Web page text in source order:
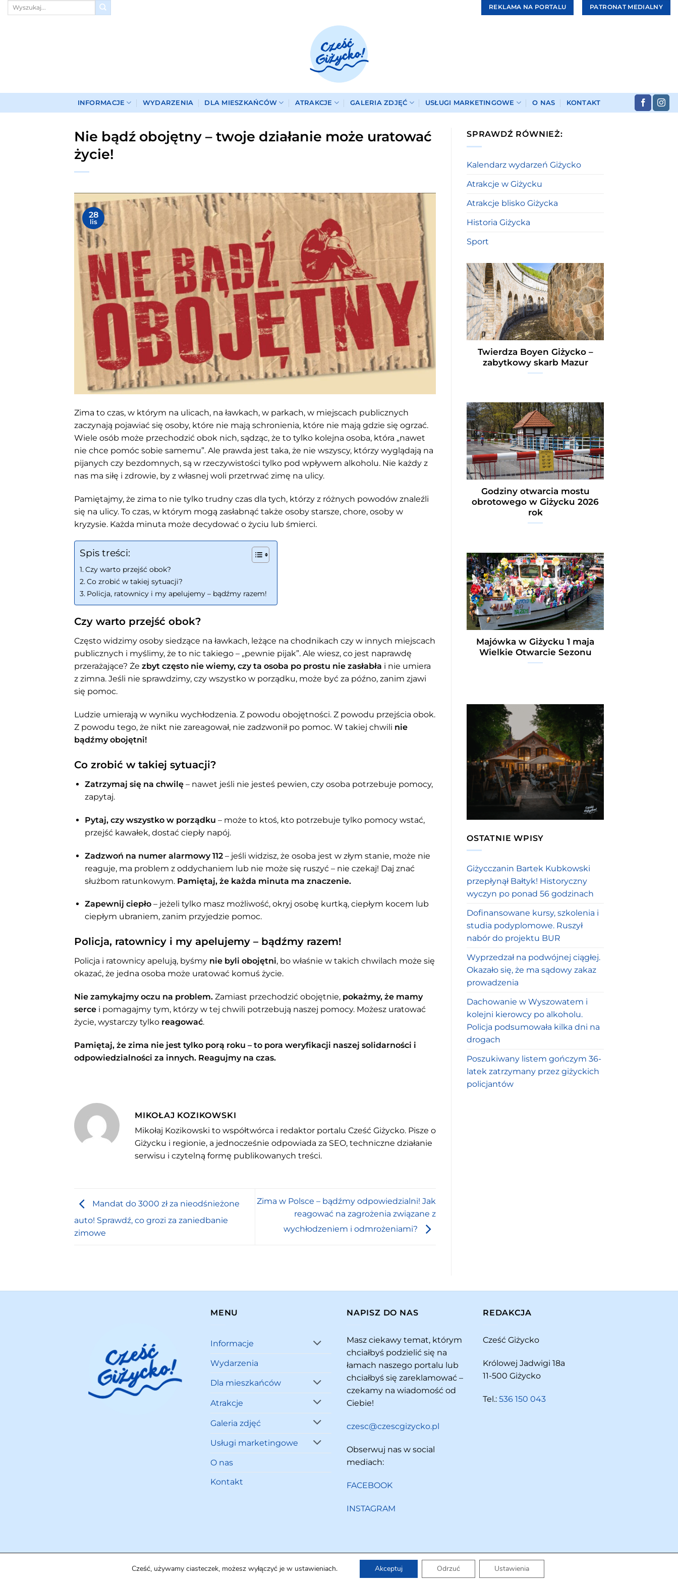
Przewiń
REKLAMA NA PORTALU PATRONAT MEDIALNY
INFORMACJE WYDARZENIA DLA MIESZKAŃCÓW ATRAKCJE GALERIA ZDJĘĆ USŁUGI MARKETINGOWE O NAS KONTAKT
Nie bądź obojętny – twoje działanie może uratować
życie!
28
lis
Zima to czas, w którym na ulicach, na ławkach, w parkach, w miejscach publicznych
zaczynają pojawiać się osoby, które nie mają schronienia, które nie mają gdzie się ogrzać.
Wiele osób może przechodzić obok nich, sądząc, że to tylko kolejna osoba, która „nawet
nie chce pomóc sobie samemu”. Ale prawda jest taka, że nie wszyscy, którzy wyglądają na
pijanych czy bezdomnych, są w rzeczywistości tylko pod wpływem alkoholu. Nie każdy z
nas ma siłę i zdrowie, by z własnej woli przetrwać zimę na ulicy.
Pamiętajmy, że zima to nie tylko trudny czas dla tych, którzy z różnych powodów znaleźli
się na ulicy. To czas, w którym mogą zasłabnąć także osoby starsze, chore, osoby w
kryzysie. Każda minuta może decydować o życiu lub śmierci.
Spis treści:
Czy warto przejść obok?
Co zrobić w takiej sytuacji?
Policja, ratownicy i my apelujemy – bądźmy razem!
Czy warto przejść obok?
Często widzimy osoby siedzące na ławkach, leżące na chodnikach czy w innych miejscach
publicznych i myślimy, że to nic takiego – „pewnie pijak”. Ale wiesz, co jest naprawdę
przerażające? Że zbyt często nie wiemy, czy ta osoba po prostu nie zasłabła i nie umiera
z zimna. Jeśli nie sprawdzimy, czy wszystko w porządku, może być za późno, zanim zjawi
się pomoc.
Ludzie umierają w wyniku wychłodzenia. Z powodu obojętności. Z powodu przejścia obok.
Z powodu tego, że nikt nie zareagował, nie zadzwonił po pomoc. W takiej chwili nie
bądźmy obojętni!
Co zrobić w takiej sytuacji?
Zatrzymaj się na chwilę– nawet jeśli nie jesteś pewien, czy osoba potrzebuje pomocy,
zapytaj.
Pytaj, czy wszystko w porządku – może to ktoś, kto potrzebuje tylko pomocy wstać,
przejść kawałek, dostać ciepły napój.
Zadzwoń na numer alarmowy 112– jeśli widzisz, że osoba jest w złym stanie, może nie
reaguje, ma problem z oddychaniem lub nie może się ruszyć – nie czekaj! Daj znać
służbom ratunkowym. Pamiętaj, że każda minuta ma znaczenie.
Zapewnij ciepło– jeżeli tylko masz możliwość, okryj osobę kurtką, ciepłym kocem lub
ciepłym ubraniem, zanim przyjedzie pomoc.
Policja, ratownicy i my apelujemy – bądźmy razem!
Policja i ratownicy apelują, byśmy nie byli obojętni, bo właśnie w takich chwilach może się
okazać, że jedna osoba może uratować komuś życie.
Nie zamykajmy oczu na problem. Zamiast przechodzić obojętnie, pokażmy, że mamy
serce i pomagajmy tym, którzy w tej chwili potrzebują naszej pomocy. Możesz uratować
życie, wystarczy tylko reagować.
Pamiętaj, że zima nie jest tylko porą roku – to pora weryfikacji naszej solidarności i
odpowiedzialności za innych. Reagujmy na czas.
MIKOŁAJ KOZIKOWSKI
Mikołaj Kozikowski to współtwórca i redaktor portalu Cześć Giżycko. Pisze o
Giżycku i regionie, a jednocześnie odpowiada za SEO, techniczne działanie
serwisu i czytelną formę publikowanych treści.
Mandat do 3000 zł za nieodśnieżone
auto! Sprawdź, co grozi za zaniedbanie
zimowe
Zima w Polsce – bądźmy odpowiedzialni! Jak
reagować na zagrożenia związane z
wychłodzeniem i odmrożeniami?
SPRAWDŹ RÓWNIEŻ:
Kalendarz wydarzeń Giżycko
Atrakcje w Giżycku
Atrakcje blisko Giżycka
Historia Giżycka
Sport
Twierdza Boyen Giżycko –
zabytkowy skarb Mazur
Godziny otwarcia mostu
obrotowego w Giżycku 2026
rok
Majówka w Giżycku 1 maja
Wielkie Otwarcie Sezonu
OSTATNIE WPISY
Giżycczanin Bartek Kubkowski
przepłynął Bałtyk! Historyczny
wyczyn po ponad 56 godzinach
Dofinansowane kursy, szkolenia i
studia podyplomowe. Ruszył
nabór do projektu BUR
Wyprzedzał na podwójnej ciągłej.
Okazało się, że ma sądowy zakaz
prowadzenia
Dachowanie w Wyszowatem i
kolejni kierowcy po alkoholu.
Policja podsumowała kilka dni na
drogach
Poszukiwany listem gończym 36-
latek zatrzymany przez giżyckich
policjantów
MENU
Informacje
Wydarzenia
Dla mieszkańców
Atrakcje
Galeria zdjęć
Usługi marketingowe
O nas
Kontakt
NAPISZ DO NAS
Masz ciekawy temat, którym
chciałbyś podzielić się na
łamach naszego portalu lub
chciałbyś się zareklamować –
czekamy na wiadomość od
Ciebie!
czesc@czescgizycko.pl
Obserwuj nas w social
mediach:
FACEBOOK
INSTAGRAM
REDAKCJA
Cześć Giżycko
Królowej Jadwigi 18a
11-500 Giżycko
Tel.: 536 150 043
Copyright 2026 © Cześć Giżycko
Cześć, używamy ciasteczek, możesz wyłączyć je w ustawieniach. Akceptuj Odrzuć Ustawienia